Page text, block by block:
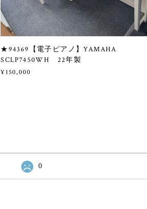
★94369【電子ピアノ】YAMAHA
SCLP7450WH 22年製
¥150,000
0